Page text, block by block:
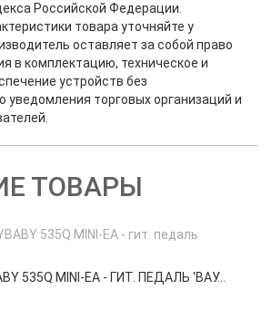
Российской Федерации.
товара уточняйте у
оставляет за собой право
в комплектацию, техническое и
устройств без
уведомления торговых организаций и
ТОВАРЫ
535Q MINI-EA - ГИТ. ПЕДАЛЬ 'ВАУ...